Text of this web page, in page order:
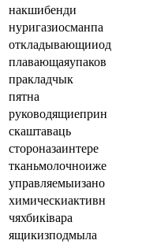
накшибенди
нуригазиосманпа
откладывающииод
плавающаяупаков
пракладчык
пятна
руководящиеприн
скаштаваць
стороназаинтере
тканьмолочноиже
управляемыизано
химическиактивн
чяхбиківара
ящикизподмыла